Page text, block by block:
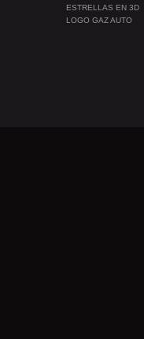
ESTRELLAS EN 3D
LOGO GAZ AUTO